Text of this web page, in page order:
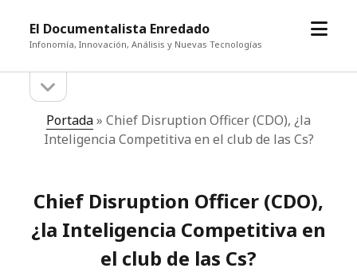
El Documentalista Enredado
Infonomía, Innovación, Análisis y Nuevas Tecnologías
abrir
Barra
lateral
la
lateral
Portada» Chief Disruption Officer (CDO), ¿la
Inteligencia Competitiva en el club de las Cs?
Chief Disruption Officer (CDO),
¿la Inteligencia Competitiva en
el club de las Cs?